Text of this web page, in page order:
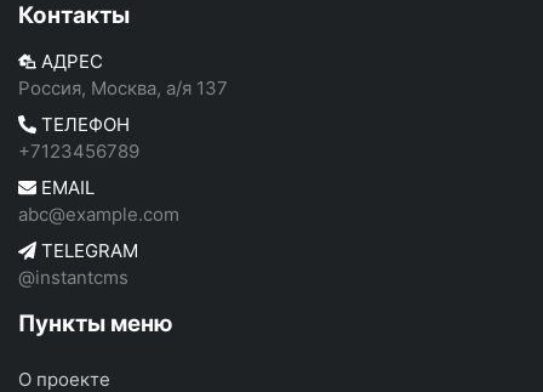
Контакты
АДРЕС
Россия, Москва, а/я 137
ТЕЛЕФОН
+7123456789
EMAIL
abc@example.com
TELEGRAM
@instantcms
Пункты меню
О проекте